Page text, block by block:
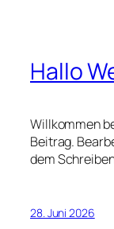
Hallo
Willkommen
Beitrag.
dem
28. Juni 2026